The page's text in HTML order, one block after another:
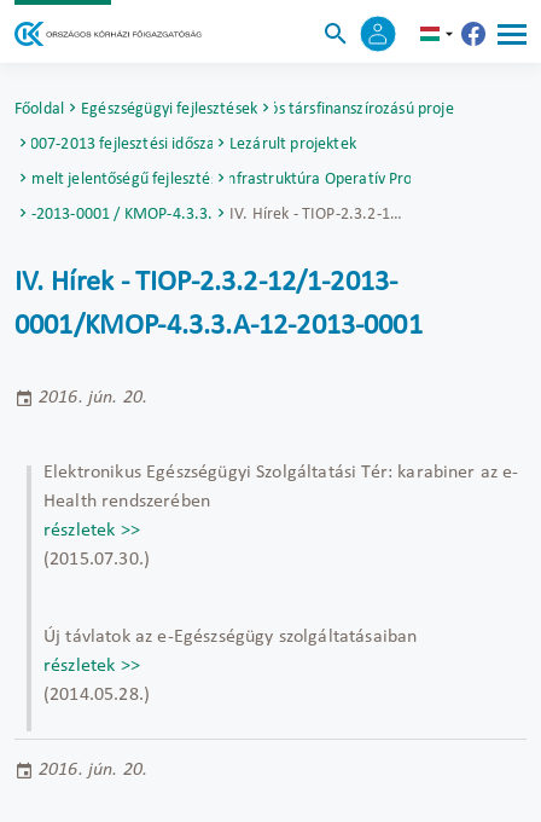
Főoldal Egészségügyi fejlesztésekUniós társfinanszírozású projektek
2007-2013 fejlesztési időszak Lezárult projektek
Kiemelt jelentőségű fejlesztésekTársadalmi Infrastruktúra Operatív Program (TIOP)
1-2013-0001 / KMOP-4.3.3.A-12-2013-0001
IV. Hírek - TIOP-2.3.2-12/1-2013-0001/KMOP-4.3.3.A-12-2013-0001
IV. Hírek - TIOP-2.3.2-12/1-2013-
0001/KMOP-4.3.3.A-12-2013-0001
2016. jún. 20.
Elektronikus Egészségügyi Szolgáltatási Tér: karabiner az e-
Health rendszerében
részletek >>
(2015.07.30.)
Új távlatok az e-Egészségügy szolgáltatásaiban
részletek >>
(2014.05.28.)
2016. jún. 20.